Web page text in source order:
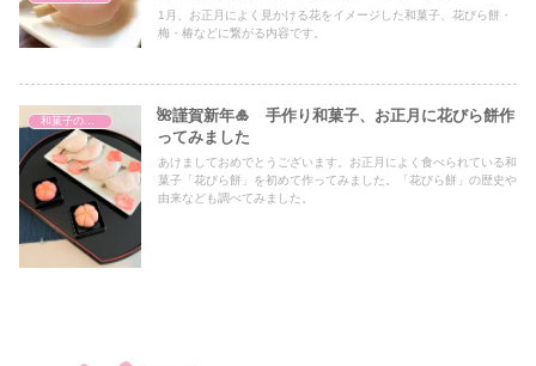
1月、お正月によく見かける花をイメージした和菓子、花びら餅・
梅・椿などに繋がる内容です。
和菓子の歴史
🌺謹賀新年🎍 手作り和菓子、お正月に花びら餅作
ってみました
あけましておめでとうございます。お正月によく食べられている和
菓子「花びら餅」を初めて作ってみました。「花びら餅」の歴史や
由来なども調べてみました。